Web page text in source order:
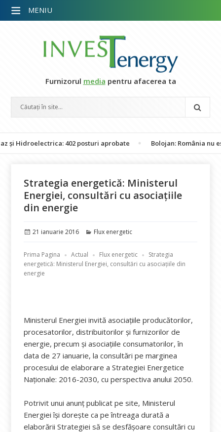
Furnizorul media pentru afacerea ta
402 posturi aprobate Bolojan: România nu
Strategia energetică: Ministerul
Energiei, consultări cu asociațiile
din energie
Publicat
21 ianuarie 2016 Categorii
Flux energetic
Prima Pagina Actual Flux energetic
Strategia
energetică: Ministerul Energiei, consultări cu asociațiile din
energie
Ministerul Energiei invită asociațiile producătorilor,
procesatorilor, distribuitorilor și furnizorilor de
energie, precum și asociațiile consumatorilor, în
data de 27 ianuarie, la consultări pe marginea
procesului de elaborare a Strategiei Energetice
Naționale: 2016-2030, cu perspectiva anului 2050.
Potrivit unui anunț publicat pe site, Ministerul
Energiei își dorește ca pe întreaga durată a
elaborării Strategiei să se desfășoare consultări cu
MENIU